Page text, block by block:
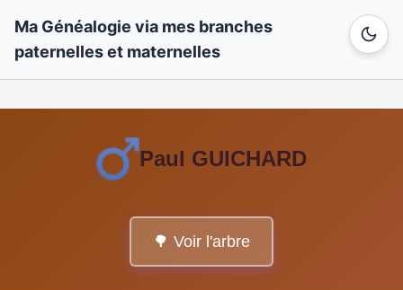
Ma Généalogie via mes branches
paternelles et maternelles
Paul GUICHARD
🌳 Voir l'arbre